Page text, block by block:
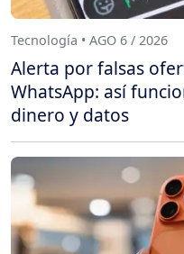
Tecnología • AGO 6 / 2026
Alerta por falsas
WhatsApp: así
dinero y datos